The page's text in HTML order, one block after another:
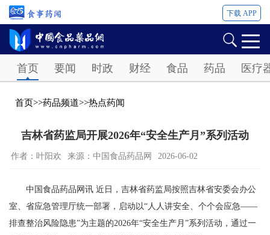
下载 APP
首页 要闻 时政 财经 食品 药品 医疗
首页>>药品频道>>热点药闻
吉林省药监局开展2026年“安全生产月”系列活动
作者：叶阳欢 来源：中国食品药品网 2026-06-02
中国食品药品网讯 近日，吉林省药监局按照吉林省安委会办公
室、省应急管理厅统一部署，启动以“人人讲安全、个个会应急——
排查整治风险隐患”为主题的2026年“安全生产月”系列活动，通过一